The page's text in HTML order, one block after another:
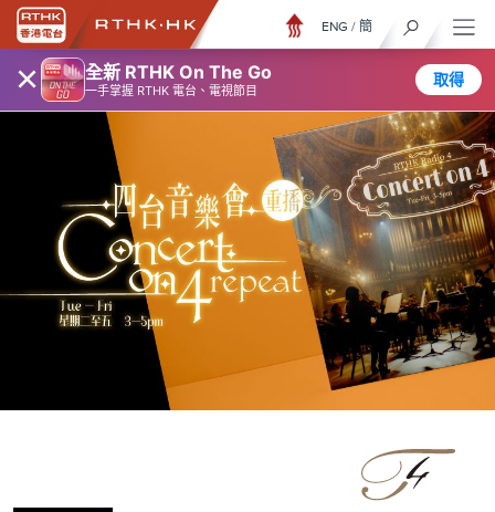
× 全新 RTHK On The Go
一手掌握 RTHK 電台、電視節目
取得
ENG / 簡